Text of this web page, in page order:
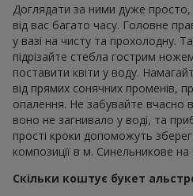
Доглядати за ними дуже
від вас багато часу. Головне
у вазі на чисту та прохолодну.
підрізайте стебла гострим
поставити квіти у воду.
від прямих сонячних променів,
опалення. Не забувайте вчасно
воно не загнивало у воді, та
прості кроки допоможуть
композиції в м. Синельникове
Скільки коштує букет